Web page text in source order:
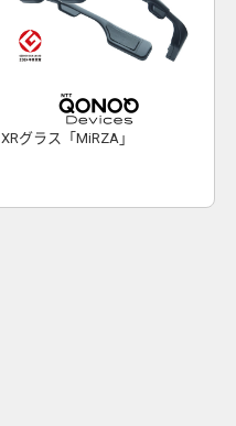
XRグラス「MiRZA」